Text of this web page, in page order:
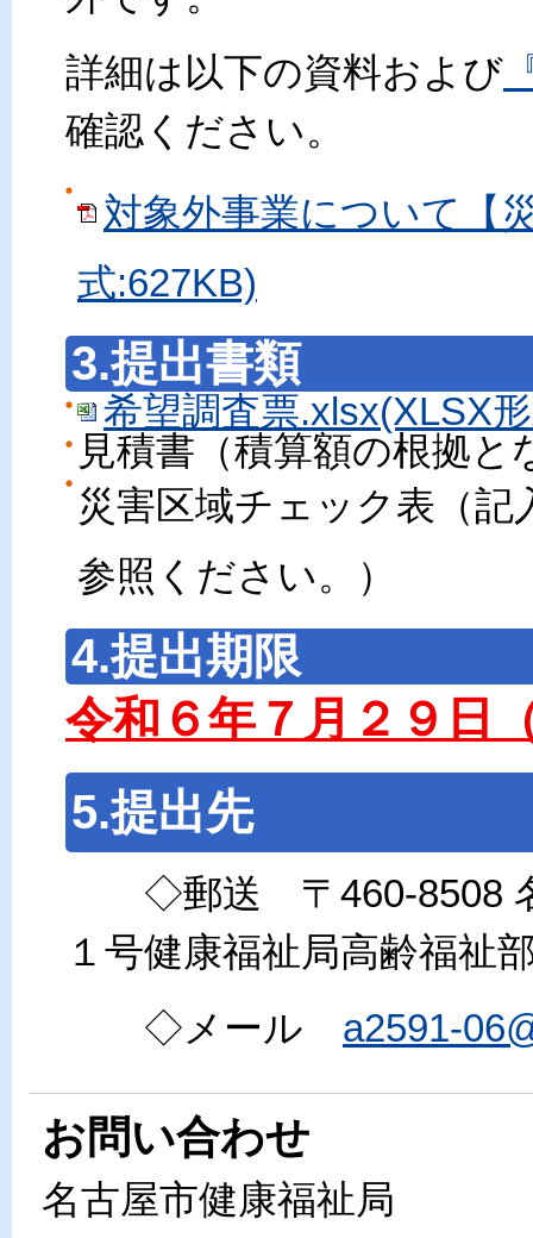
詳細は以下の資料および
確認ください。
対象外事業について【
式:627KB)
3.提出書類
希望調査票.xlsx(XLSX
見積書（積算額の根拠と
災害区域チェック表（
参照ください。）
4.提出期限
令和６年７月２９日
5.提出先
◇郵送 〒460-8508 名
１号健康福祉局高齢福祉
◇メール a2591-
お問い合わせ
名古屋市健康福祉局